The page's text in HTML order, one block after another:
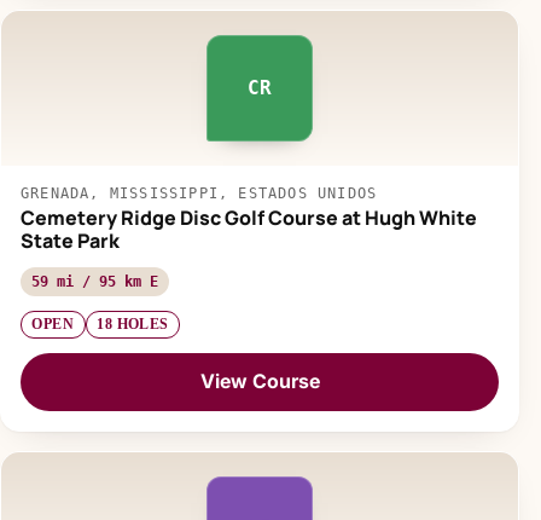
CR
GRENADA, MISSISSIPPI, ESTADOS UNIDOS
Cemetery Ridge Disc Golf Course at Hugh White
State Park
59 mi / 95 km E
OPEN 18 HOLES
View Course